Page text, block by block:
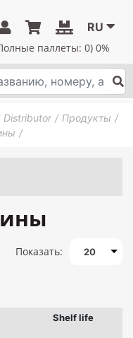
паллеты: 0) 0%
RU
Distributor
Продукты
Показать: 20
Shelf life